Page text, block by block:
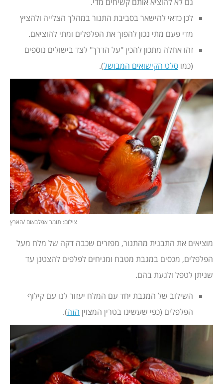
לכן כדאי להישאר בסביבת התנור במהלך הצלייה ולהציץ
מדי פעם מתי נכון להפוך את הפלפלים ומתי להוציאם.
זהו אחלה מתכון להכין "על הדרך" לצד בישולים נוספים
(כמו סלט הקישואים המבושל).
צילום: תומר אפלבאום /הארץ
מוציאים את התבנית מהתנור, מפזרים שכבה דקה של מלח מעל
הפלפלים, מכסים במגבת מטבח ומניחים לפלפים להצטנן עד
שניתן לטפל ולגעת בהם.
השילוב של המגבת יחד עם המלח יעזור לנו עם קילוף
הפלפלים (כפי שעשינו בטרין המצוין הזה).